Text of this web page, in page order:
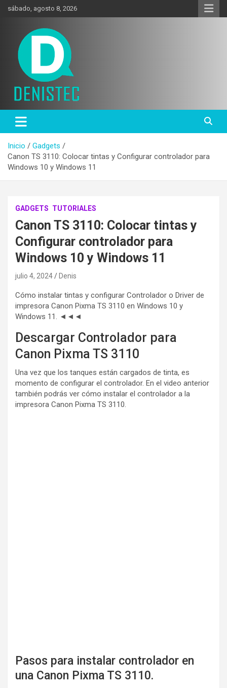
Saltarsábado, agosto 8, 2026
DenisTec
Inicio
Gadgets
Canon TS 3110: Colocar tintas y Configurar controlador para
Windows 10 y Windows 11
GADGETS TUTORIALES
Canon TS 3110: Colocar tintas y
Configurar controlador para
Windows 10 y Windows 11
julio 4, 2024 Denis
Cómo instalar tintas y configurar Controlador o Driver de
impresora Canon Pixma TS 3110 en Windows 10 y
Windows 11. ◄◄◄
Descargar Controlador para
Canon Pixma TS 3110
Una vez que los tanques están cargados de tinta, es
momento de configurar el controlador. En el video anterior
también podrás ver cómo instalar el controlador a la
impresora Canon Pixma TS 3110.
Pasos para instalar controlador en
una Canon Pixma TS 3110.